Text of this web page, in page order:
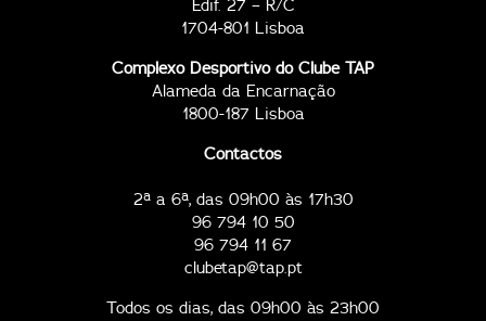
Edif. 27 – R/C
1704-801 Lisboa
Complexo Desportivo do Clube TAP
Alameda da Encarnação
1800-187 Lisboa
Contactos
2ª a 6ª, das 09h00 às 17h30
96 794 10 50
96 794 11 67
clubetap@tap.pt
Todos os dias, das 09h00 às 23h00